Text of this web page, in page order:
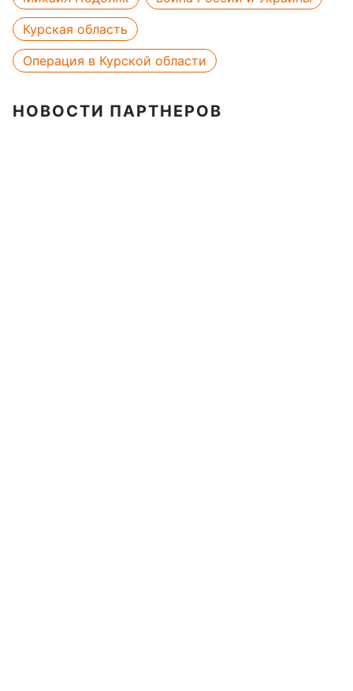
Курская область
Операция в Курской области
НОВОСТИ ПАРТНЕРОВ